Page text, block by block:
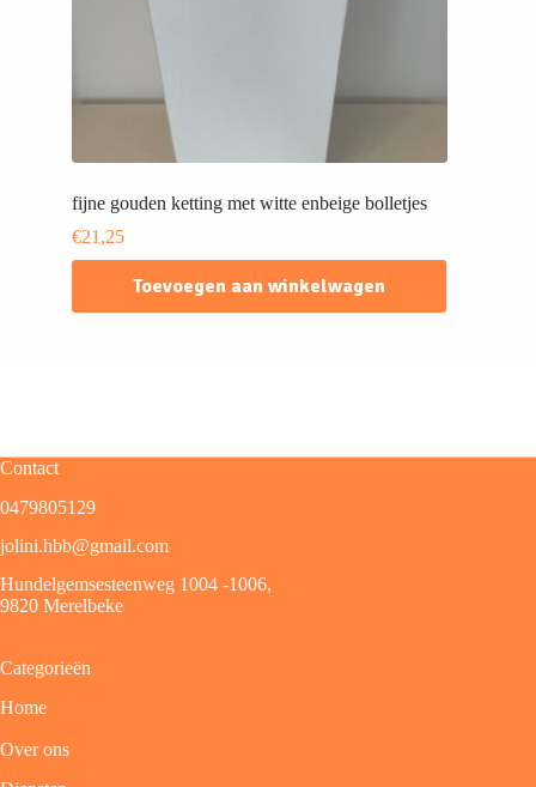
fijne gouden ketting met witte enbeige bolletjes
€21,25
Toevoegen aan winkelwagen
Contact
0479805129
jolini.hbb@gmail.com
Hundelgemsesteenweg 1004 -1006,
9820 Merelbeke
Categorieën
Home
Over ons